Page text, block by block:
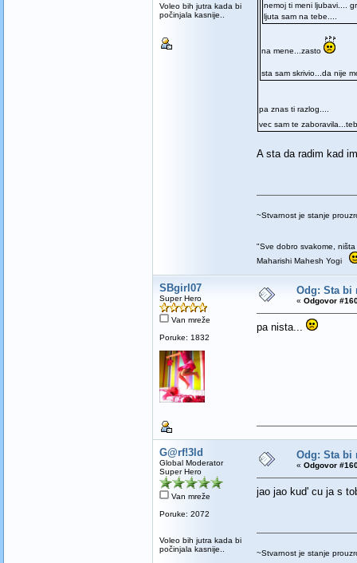
Voleo bih jutra kada bi
počinjala kasnije..
nemoj ti meni ljubavi....
ljuta sam na tebe....
na mene...zasto
sta sam skrivio...da nije
pa znas ti razlog....
vec sam te
A sta da radim kad
~Stvarnost je stanje
"Sve dobro svakome,
Maharishi Mahesh Yogi
SBgirl07
Super Hero
Van mreže
Poruke: 1832
Odg: Sta bi
« Odgovor
pa nista...
G@rf!3ld
Global Moderator
Super Hero
Van mreže
Poruke: 2072
Voleo bih jutra kada bi
počinjala kasnije..
Odg: Sta bi
« Odgovor
jao jao kud' cu ja s
~Stvarnost je stanje